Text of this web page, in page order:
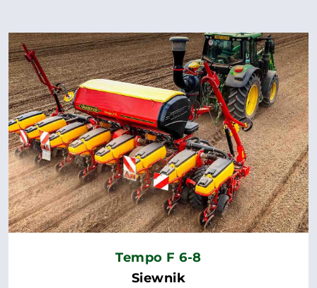
Tempo F 6-8
Siewnik